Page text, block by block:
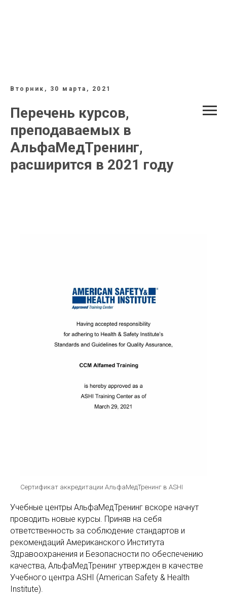
Вторник, 30 марта, 2021
Перечень курсов,
преподаваемых в
АльфаМедТренинг,
расширится в 2021 году
Сертификат аккредитации АльфаМедТренинг в ASHI
Учебные центры АльфаМедТренинг вскоре начнут
проводить новые курсы. Приняв на себя
ответственность за соблюдение стандартов и
рекомендаций Американского Института
Здравоохранения и Безопасности по обеспечению
качества, АльфаМедТренинг утвержден в качестве
Учебного центра ASHI (American Safety & Health
Institute).